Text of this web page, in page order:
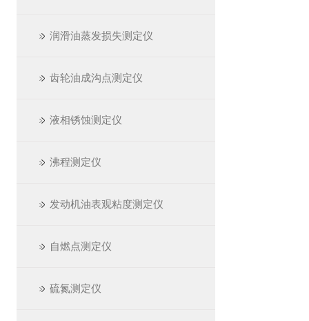
润滑油蒸发损失测定仪
齿轮油成沟点测定仪
液相锈蚀测定仪
沸程测定仪
发动机油表观粘度测定仪
自燃点测定仪
硫氮测定仪